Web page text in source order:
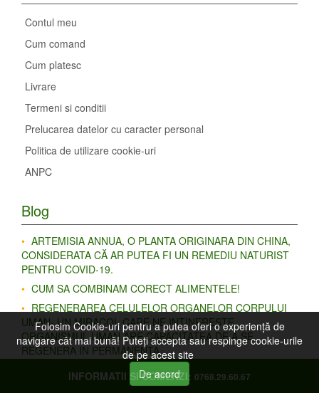
Folosim Cookie-uri pentru a putea oferi o experiență de
navigare cât mai bună! Puteţi accepta sau respinge cookie-urile
de pe acest site
De acord
Contul meu
Cum comand
Cum platesc
Livrare
Termeni si conditii
Prelucarea datelor cu caracter personal
Politica de utilizare cookie-uri
ANPC
Blog
ARTEMISIA ANNUA, O PLANTA ORIGINARA DIN CHINA,
CONSIDERATA CĂ AR PUTEA FI UN REMEDIU NATURIST
PENTRU COVID-19.
CUM SA COMBINAM CORECT ALIMENTELE!
REGENERAREA CELULELOR ORGANELOR CORPULUI
UMAN- UN MIRACOL CARE NE INTINERESTE.
ORGANISMUL UMAN ARE CAPACITATEA DE A SE
REGENERA IN PERMANENTA.
Afectiunile specifice sezonului rece si remediile naturiste
pentru prevenirea si combaterea acestora.
INFORMATII SI COMENZI: 0768.29.60.67